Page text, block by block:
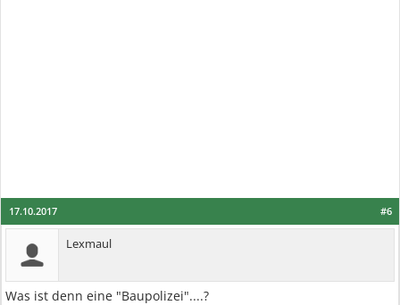
#6
17.10.2017
Lexmaul
Was ist denn eine "Baupolizei"....?